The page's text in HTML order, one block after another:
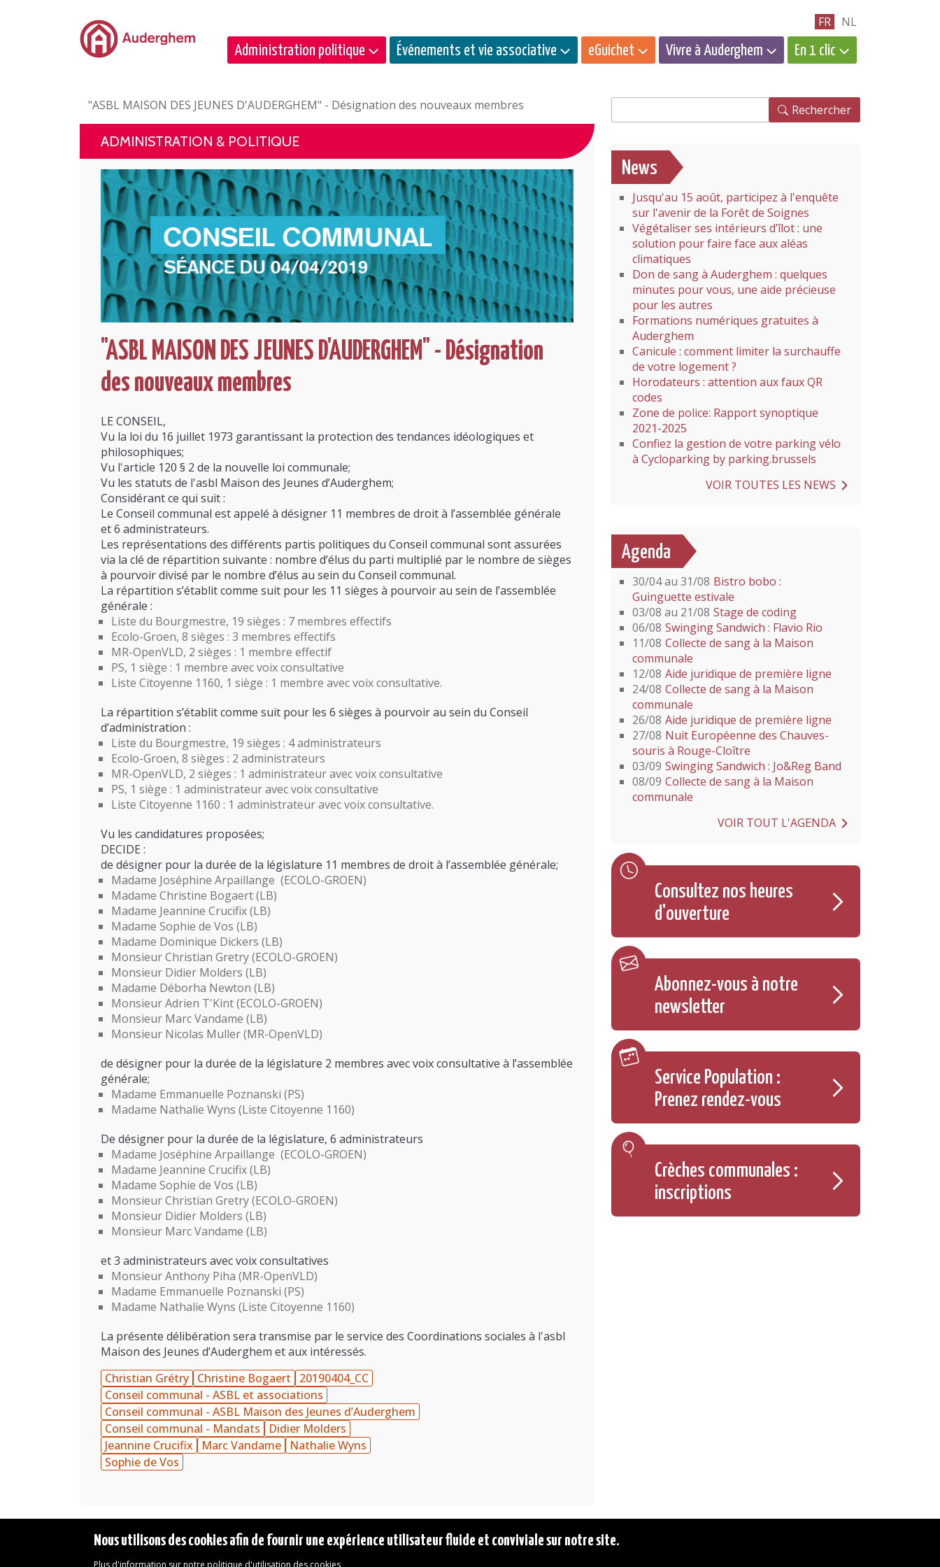
Passer au contenu principal FR NL
Administration politique Événements et vie associative eGuichet Vivre à Auderghem En 1 clic
"ASBL MAISON DES JEUNES D'AUDERGHEM" - Désignation des nouveaux membres
ADMINISTRATION & POLITIQUE
"ASBL MAISON DES JEUNES D'AUDERGHEM" - Désignation
des nouveaux membres
LE CONSEIL,
Vu la loi du 16 juillet 1973 garantissant la protection des tendances idéologiques et
philosophiques;
Vu l'article 120 § 2 de la nouvelle loi communale;
Vu les statuts de l'asbl Maison des Jeunes d’Auderghem;
Considérant ce qui suit :
Le Conseil communal est appelé à désigner 11 membres de droit à l’assemblée générale
et 6 administrateurs.
Les représentations des différents partis politiques du Conseil communal sont assurées
via la clé de répartition suivante : nombre d’élus du parti multiplié par le nombre de sièges
à pourvoir divisé par le nombre d’élus au sein du Conseil communal.
La répartition s’établit comme suit pour les 11 sièges à pourvoir au sein de l’assemblée
générale :
Liste du Bourgmestre, 19 sièges : 7 membres effectifs
Ecolo-Groen, 8 sièges : 3 membres effectifs
MR-OpenVLD, 2 sièges : 1 membre effectif
PS, 1 siège : 1 membre avec voix consultative
Liste Citoyenne 1160, 1 siège : 1 membre avec voix consultative.
La répartition s’établit comme suit pour les 6 sièges à pourvoir au sein du Conseil
d’administration :
Liste du Bourgmestre, 19 sièges : 4 administrateurs
Ecolo-Groen, 8 sièges : 2 administrateurs
MR-OpenVLD, 2 sièges : 1 administrateur avec voix consultative
PS, 1 siège : 1 administrateur avec voix consultative
Liste Citoyenne 1160 : 1 administrateur avec voix consultative.
Vu les candidatures proposées;
DECIDE :
de désigner pour la durée de la législature 11 membres de droit à l’assemblée générale;
Madame Joséphine Arpaillange (ECOLO-GROEN)
Madame Christine Bogaert (LB)
Madame Jeannine Crucifix (LB)
Madame Sophie de Vos (LB)
Madame Dominique Dickers (LB)
Monsieur Christian Gretry (ECOLO-GROEN)
Monsieur Didier Molders (LB)
Madame Déborha Newton (LB)
Monsieur Adrien T'Kint (ECOLO-GROEN)
Monsieur Marc Vandame (LB)
Monsieur Nicolas Muller (MR-OpenVLD)
de désigner pour la durée de la législature 2 membres avec voix consultative à l’assemblée
générale;
Madame Emmanuelle Poznanski (PS)
Madame Nathalie Wyns (Liste Citoyenne 1160)
De désigner pour la durée de la législature, 6 administrateurs
Madame Joséphine Arpaillange (ECOLO-GROEN)
Madame Jeannine Crucifix (LB)
Madame Sophie de Vos (LB)
Monsieur Christian Gretry (ECOLO-GROEN)
Monsieur Didier Molders (LB)
Monsieur Marc Vandame (LB)
et 3 administrateurs avec voix consultatives
Monsieur Anthony Piha (MR-OpenVLD)
Madame Emmanuelle Poznanski (PS)
Madame Nathalie Wyns (Liste Citoyenne 1160)
La présente délibération sera transmise par le service des Coordinations sociales à l'asbl
Maison des Jeunes d’Auderghem et aux intéressés.
Christian Grétry Christine Bogaert
20190404_CC
Conseil communal - ASBL et associations
Conseil communal - ASBL Maison des Jeunes d’Auderghem
Conseil communal - Mandats
Didier Molders
Jeannine Crucifix
Marc Vandame
Nathalie Wyns
Sophie de Vos
Rechercher
News
Jusqu'au 15 août, participez à l'enquête
sur l'avenir de la Forêt de Soignes
Végétaliser ses intérieurs d’îlot : une
solution pour faire face aux aléas
climatiques
Don de sang à Auderghem : quelques
minutes pour vous, une aide précieuse
pour les autres
Formations numériques gratuites à
Auderghem
Canicule : comment limiter la surchauffe
de votre logement ?
Horodateurs : attention aux faux QR
codes
Zone de police: Rapport synoptique
2021-2025
Confiez la gestion de votre parking vélo
à Cycloparking by parking.brussels
VOIR TOUTES LES NEWS
Agenda
30/04 au 31/08 Bistro bobo :
Guinguette estivale
03/08 au 21/08 Stage de coding
06/08 Swinging Sandwich : Flavio Rio
11/08 Collecte de sang à la Maison
communale
12/08 Aide juridique de première ligne
24/08 Collecte de sang à la Maison
communale
26/08 Aide juridique de première ligne
27/08 Nuit Européenne des Chauves-
souris à Rouge-Cloître
03/09 Swinging Sandwich : Jo&Reg Band
08/09 Collecte de sang à la Maison
communale
VOIR TOUT L'AGENDA
Consultez nos heures
d'ouverture
Abonnez-vous à notre
newsletter
Service Population :
Prenez rendez-vous
Crèches communales :
inscriptions
Nous utilisons des cookies afin de fournir une expérience utilisateur fluide et conviviale sur notre site.
Plus d'information sur notre politique d'utilisation des cookies